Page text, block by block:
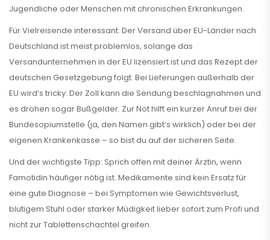
Jugendliche oder Menschen mit chronischen Erkrankungen.
Für Vielreisende interessant: Der Versand über EU-Länder nach
Deutschland ist meist problemlos, solange das
Versandunternehmen in der EU lizensiert ist und das Rezept der
deutschen Gesetzgebung folgt. Bei Lieferungen außerhalb der
EU wird’s tricky: Der Zoll kann die Sendung beschlagnahmen und
es drohen sogar Bußgelder. Zur Not hilft ein kurzer Anruf bei der
Bundesopiumstelle (ja, den Namen gibt’s wirklich) oder bei der
eigenen Krankenkasse – so bist du auf der sicheren Seite.
Und der wichtigste Tipp: Sprich offen mit deiner Ärztin, wenn
Famotidin häufiger nötig ist. Medikamente sind kein Ersatz für
eine gute Diagnose – bei Symptomen wie Gewichtsverlust,
blutigem Stuhl oder starker Müdigkeit lieber sofort zum Profi und
nicht zur Tablettenschachtel greifen.